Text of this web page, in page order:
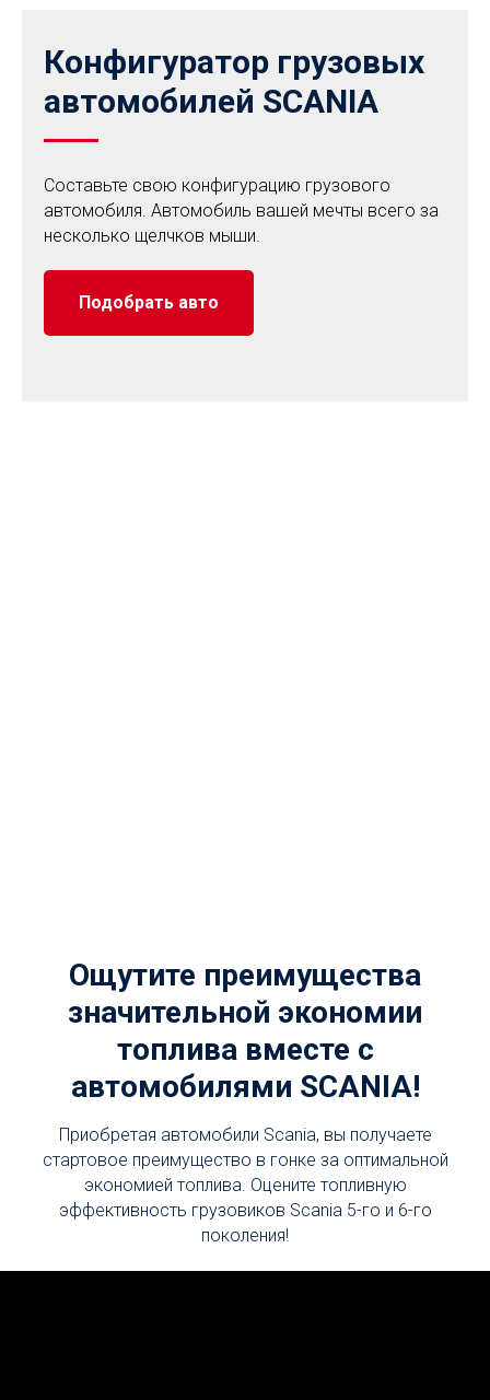
Конфигуратор грузовых
автомобилей SCANIA
Составьте свою конфигурацию грузового
автомобиля. Автомобиль вашей мечты всего за
несколько щелчков мыши.
Подобрать авто
Ощутите преимущества
значительной экономии
топлива вместе с
автомобилями SCANIA!
Приобретая автомобили Scania, вы получаете
стартовое преимущество в гонке за оптимальной
экономией топлива. Оцените топливную
эффективность грузовиков Scania 5-го и 6-го
поколения!